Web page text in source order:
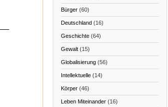
Bürger(60)
Deutschland(16)
Geschichte(64)
Gewalt(15)
Globalisierung(56)
Intellektuelle(14)
Körper(46)
Leben Miteinander(16)